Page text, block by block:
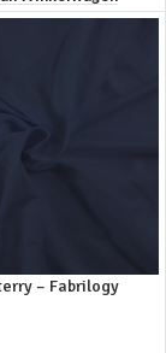
– Fabrilogy